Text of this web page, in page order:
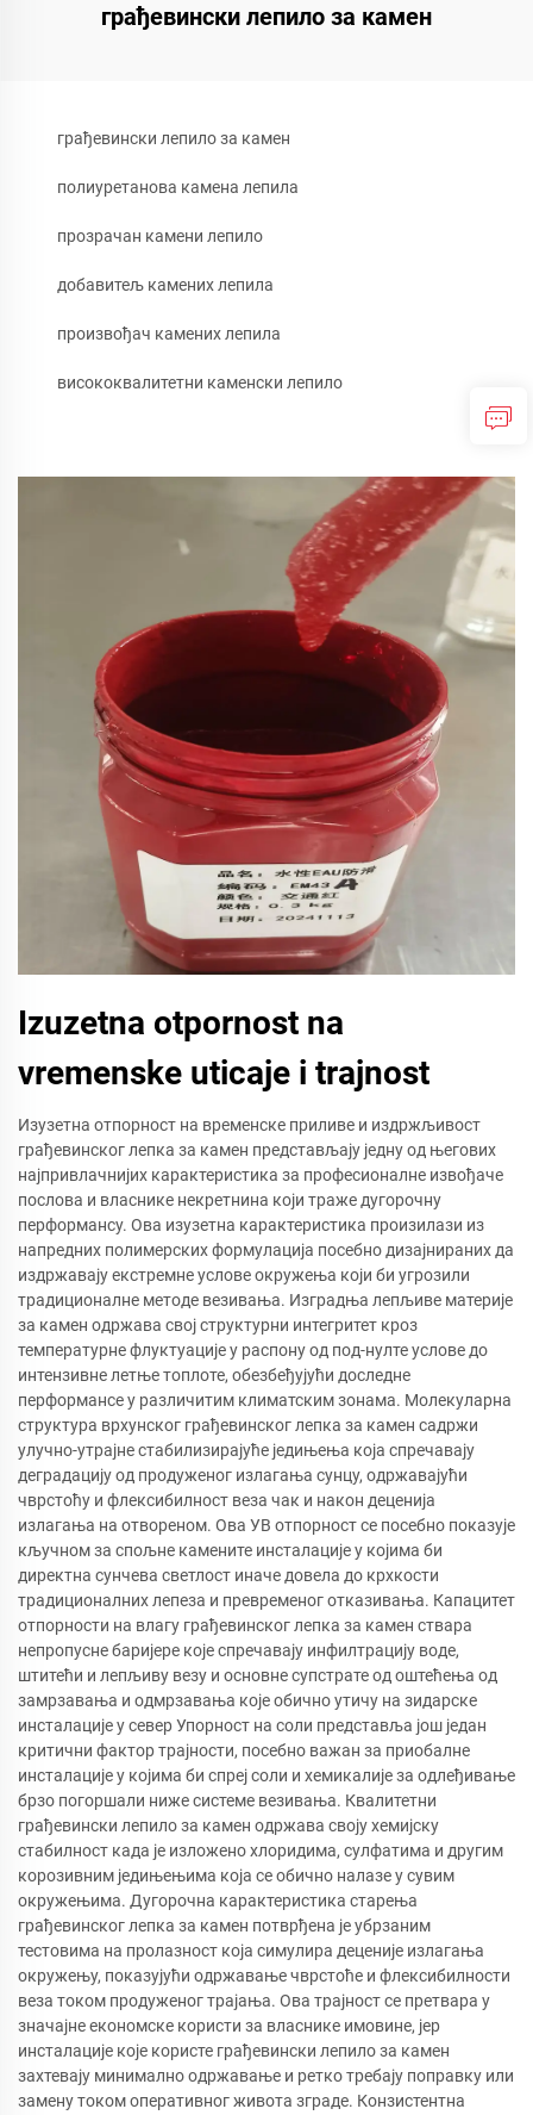
грађевински лепило за камен
грађевински лепило за камен
полиуретанова камена лепила
прозрачан камени лепило
добавитељ камених лепила
произвођач камених лепила
висококвалитетни каменски лепило
Izuzetna otpornost na
vremenske uticaje i trajnost
Изузетна отпорност на временске приливе и издржљивост
грађевинског лепка за камен представљају једну од његових
најпривлачнијих карактеристика за професионалне извођаче
послова и власнике некретнина који траже дугорочну
перформансу. Ова изузетна карактеристика произилази из
напредних полимерских формулација посебно дизајнираних да
издржавају екстремне услове окружења који би угрозили
традиционалне методе везивања. Изградња лепљиве материје
за камен одржава свој структурни интегритет кроз
температурне флуктуације у распону од под-нулте услове до
интензивне летње топлоте, обезбеђујући доследне
перформансе у различитим климатским зонама. Молекуларна
структура врхунског грађевинског лепка за камен садржи
улучно-утрајне стабилизирајуће једињења која спречавају
деградацију од продуженог излагања сунцу, одржавајући
чврстоћу и флексибилност веза чак и након деценија
излагања на отвореном. Ова УВ отпорност се посебно показује
кључном за спољне камените инсталације у којима би
директна сунчева светлост иначе довела до крхкости
традиционалних лепеза и превременог отказивања. Капацитет
отпорности на влагу грађевинског лепка за камен ствара
непропусне баријере које спречавају инфилтрацију воде,
штитећи и лепљиву везу и основне супстрате од оштећења од
замрзавања и одмрзавања које обично утичу на зидарске
инсталације у север Упорност на соли представља још један
критични фактор трајности, посебно важан за приобалне
инсталације у којима би спреј соли и хемикалије за одлеђивање
брзо погоршали ниже системе везивања. Квалитетни
грађевински лепило за камен одржава своју хемијску
стабилност када је изложено хлоридима, сулфатима и другим
корозивним једињењима која се обично налазе у сувим
окружењима. Дугорочна карактеристика старења
грађевинског лепка за камен потврђена је убрзаним
тестовима на пролазност која симулира деценије излагања
окружењу, показујући одржавање чврстоће и флексибилности
веза током продуженог трајања. Ова трајност се претвара у
значајне економске користи за власнике имовине, јер
инсталације које користе грађевински лепило за камен
захтевају минимално одржавање и ретко требају поправку или
замену током оперативног живота зграде. Конзистентна